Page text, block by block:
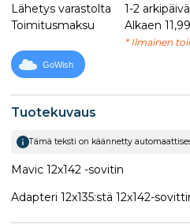
Tuotekuvaus
Tämä teksti on käännetty
Mavic 12x142 -sovitin
Adapteri 12x135:stä 12x142-
Lähetys varastolta
1-2
Toimitusmaksu
Alkaen
* Ilmainen
GoWish